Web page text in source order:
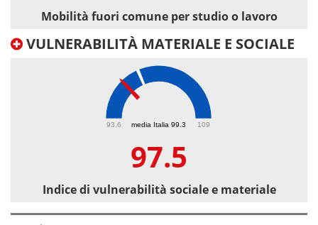
Mobilità fuori comune per studio o lavoro
VULNERABILITÀ MATERIALE E SOCIALE
media Italia 99.3
93.6 109
97.5
Indice di vulnerabilità sociale e materiale